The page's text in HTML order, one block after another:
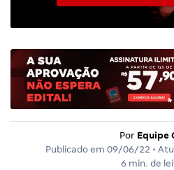
Por Equipe
Publicado em 09/06/22 •
6 min. de